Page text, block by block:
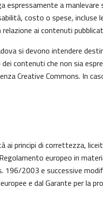
a
costo o spese, incluse
ai contenuti
si devono intendere
contenuti che non sia
Creative Commons. In
principi di correttezza,
europeo in
196/2003 e successive
e dal Garante per la